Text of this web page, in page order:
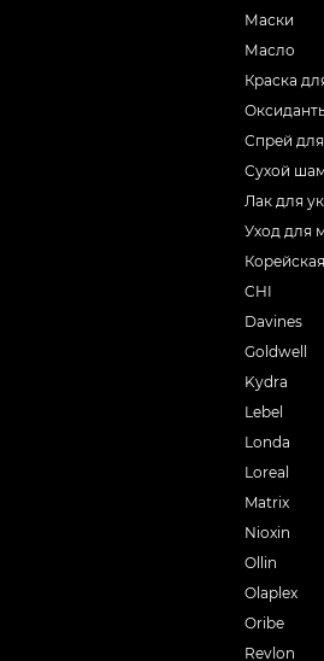
Маски
Масло
Краска
Спрей
Сухой
Лак для
Уход для
CHI
Davines
Goldwell
Kydra
Lebel
Londa
Loreal
Matrix
Nioxin
Ollin
Olaplex
Oribe
Revlon